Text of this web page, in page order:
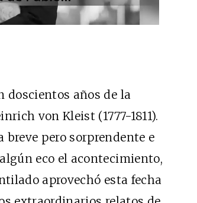
doscientos años de la
von Kleist (1777-1811).
breve pero sorprendente e
eco el acontecimiento,
aprovechó esta fecha